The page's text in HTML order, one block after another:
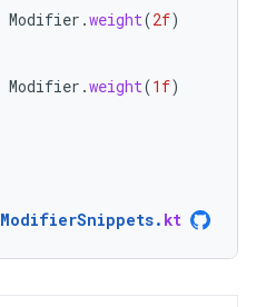
Modifier .weight(2f)
Modifier .weight(1f)
ModifierSnippets. kt